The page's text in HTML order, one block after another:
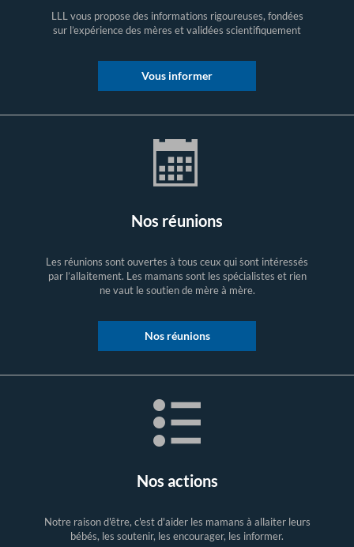
LLL vous propose des informations rigoureuses, fondées
sur l’expérience des mères et validées scientifiquement
Vous informer
Nos réunions
Les réunions sont ouvertes à tous ceux qui sont intéressés
par l’allaitement. Les mamans sont les spécialistes et rien
ne vaut le soutien de mère à mère.
Nos réunions
Nos actions
Notre raison d'être, c'est d'aider les mamans à allaiter leurs
bébés, les soutenir, les encourager, les informer.